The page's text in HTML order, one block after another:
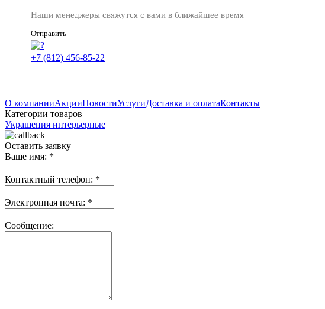
Наши менеджеры свяжутся с вами в ближайшее время
Отправить
+7 (812) 456-85-22
О компанииАкцииНовостиУслугиДоставка и оплатаКонтакты
Категории товаров
Украшения интерьерные
Оставить заявку
Ваше имя: *
Контактный телефон: *
Электронная почта: *
Сообщение: